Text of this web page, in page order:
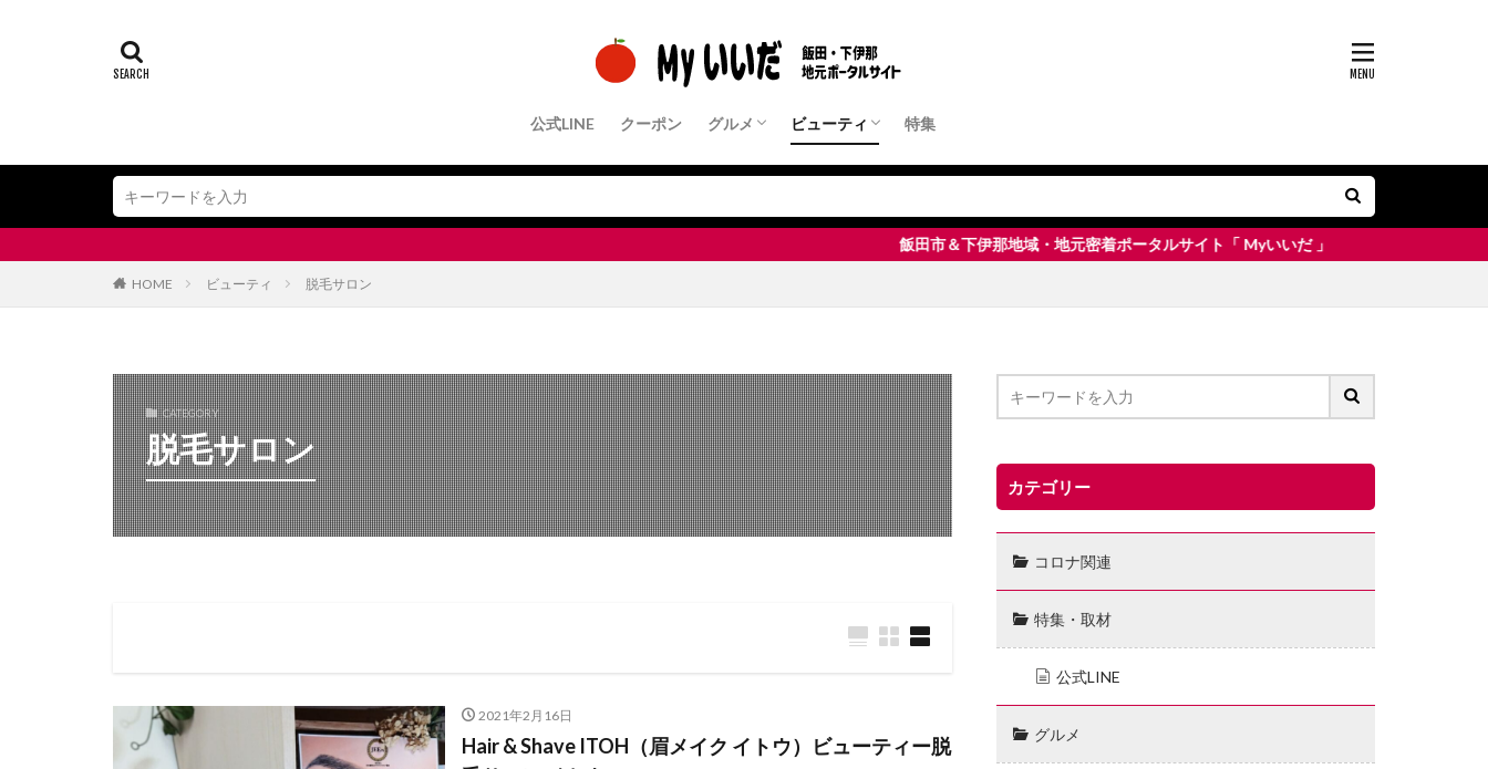
公式LINE クーポン グルメ
クーポン店舗
パン・モーニング
ランチ
中華・ラーメン
和食・定食屋
洋食
フレンチ・イタリアンなど
居酒屋・Bar
すきやき・しゃぶしゃぶ・鉄板焼き
焼肉
ピザ・パスタ
カフェ・スイーツ
その他
ビューティ
クーポン店舗
ヘアサロン
ネイル・まつ毛サロン
エステサロン
脱毛サロン
整体・リラクゼーション
特集
飯田市＆下伊那地域・地元密着ポータルサイト「 Myいいだ 」
HOME ビューティ 脱毛サロン
CATEGORY
脱毛サロン
2021年2月16日
Hair & Shave ITOH（眉メイク イトウ）ビューティー脱
カテゴリー
コロナ関連
特集・取材
公式LINE
グルメ